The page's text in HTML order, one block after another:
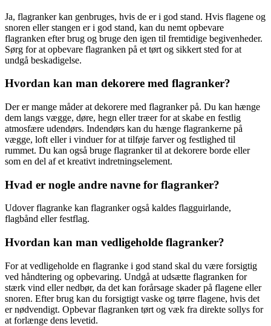
Ja, flagranker kan genbruges, hvis de er i god stand. Hvis flagene og
snoren eller stangen er i god stand, kan du nemt opbevare
flagranken efter brug og bruge den igen til fremtidige begivenheder.
Sørg for at opbevare flagranken på et tørt og sikkert sted for at
undgå beskadigelse.
Hvordan kan man dekorere med flagranker?
Der er mange måder at dekorere med flagranker på. Du kan hænge
dem langs vægge, døre, hegn eller træer for at skabe en festlig
atmosfære udendørs. Indendørs kan du hænge flagrankerne på
vægge, loft eller i vinduer for at tilføje farver og festlighed til
rummet. Du kan også bruge flagranker til at dekorere borde eller
som en del af et kreativt indretningselement.
Hvad er nogle andre navne for flagranker?
Udover flagranke kan flagranker også kaldes flagguirlande,
flagbånd eller festflag.
Hvordan kan man vedligeholde flagranker?
For at vedligeholde en flagranke i god stand skal du være forsigtig
ved håndtering og opbevaring. Undgå at udsætte flagranken for
stærk vind eller nedbør, da det kan forårsage skader på flagene eller
snoren. Efter brug kan du forsigtigt vaske og tørre flagene, hvis det
er nødvendigt. Opbevar flagranken tørt og væk fra direkte sollys for
at forlænge dens levetid.